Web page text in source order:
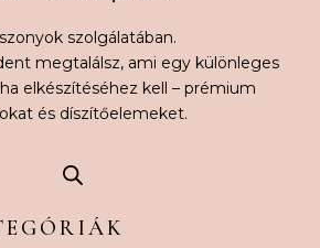
szolgálatában.
megtalálsz, ami egy különleges
elkészítéséhez kell – prémium
és díszítőelemeket.